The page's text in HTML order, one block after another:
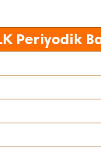
Periyodik